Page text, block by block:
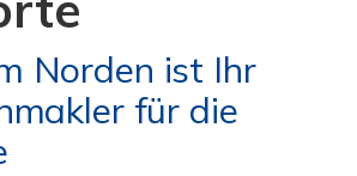
Norden ist Ihr
für die